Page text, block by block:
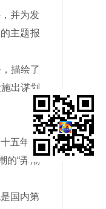
并为发
主题报
描绘了
出谋划
五年的
的“弄潮
国内第